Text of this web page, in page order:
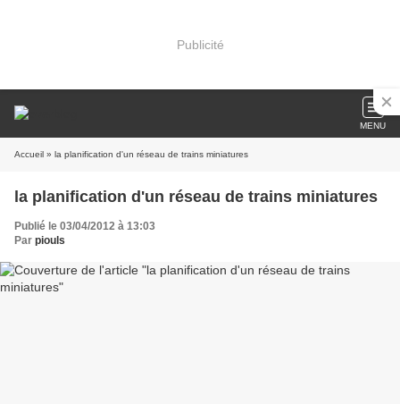
Publicité
MENU
Accueil » la planification d'un réseau de trains miniatures
la planification d'un réseau de trains miniatures
Publié le 03/04/2012 à 13:03
Par piouls